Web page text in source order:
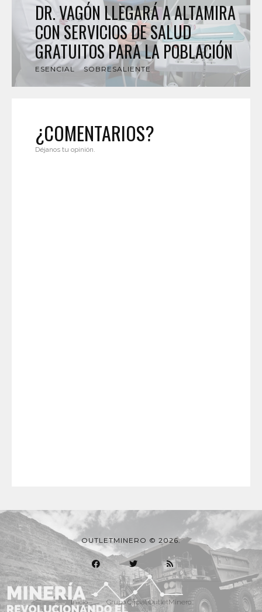
DR. VAGÓN LLEGARÁ A ALTAMIRA
CON SERVICIOS DE SALUD
GRATUITOS PARA LA POBLACIÓN
ESENCIAL SOBRESALIENTE
¿COMENTARIOS?
Déjanos tu opinión.
OUTLETMINERO © 2026.
Inicio Grupo Oficial OutletMinero